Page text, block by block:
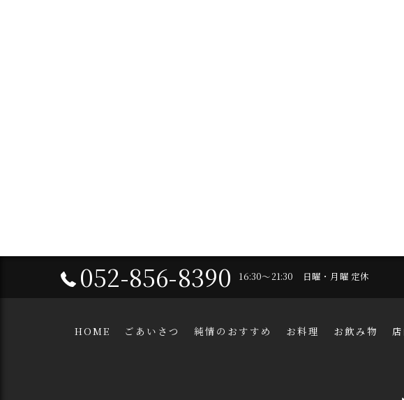
052-856-8390 16:30～21:30 日曜・月曜 定休
HOME ごあいさつ 純情のおすすめ お料理 お飲み物